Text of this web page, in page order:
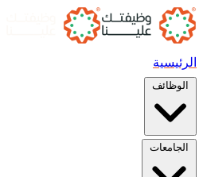
الرئيسية
الوظائف
الجامعات